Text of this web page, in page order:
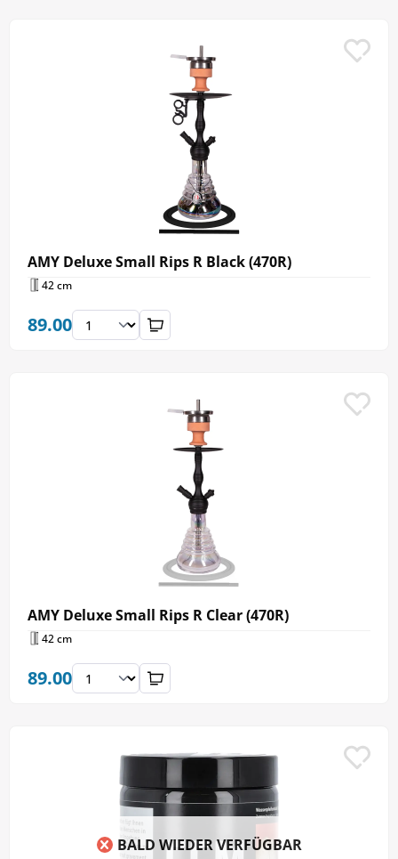
AMY Deluxe Small Rips R Black (470R)
42 cm
89.00
AMY Deluxe Small Rips R Clear (470R)
42 cm
89.00
BALD WIEDER VERFÜGBAR